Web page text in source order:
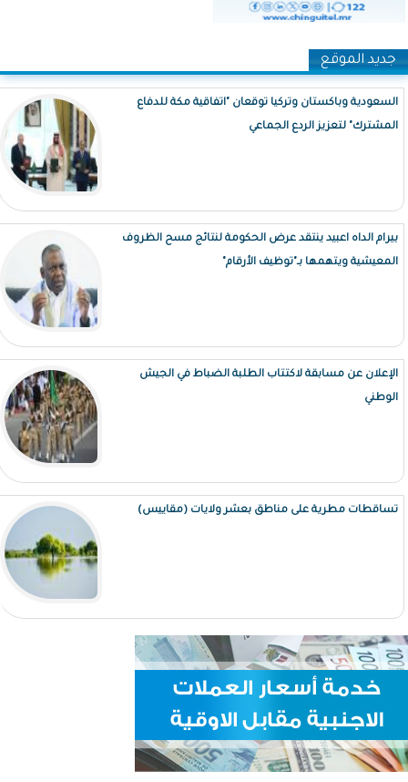
جديد الموقع
السعودية وباكستان وتركيا توقعان "اتفاقية مكة للدفاع
المشترك" لتعزيز الردع الجماعي
بيرام الداه اعبيد ينتقد عرض الحكومة لنتائج مسح الظروف
المعيشية ويتهمها بـ"توظيف الأرقام"
الإعلان عن مسابقة لاكتتاب الطلبة الضباط في الجيش
الوطني
تساقطات مطرية على مناطق بعشر ولايات (مقاييس)